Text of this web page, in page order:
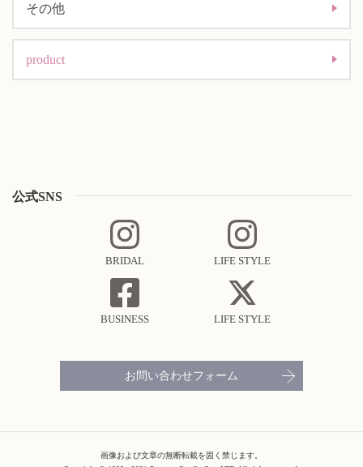
その他
product
公式SNS
BRIDAL LIFE STYLE
BUSINESS LIFE STYLE
お問い合わせフォーム
画像および文章の無断転載を固く禁じます。